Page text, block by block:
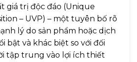
giá trị độc đáo (Unique
– UVP) – một tuyên bố rõ
lý do sản phẩm hoặc dịch
bật và khác biệt so với đối
tập trung vào lợi ích thiết